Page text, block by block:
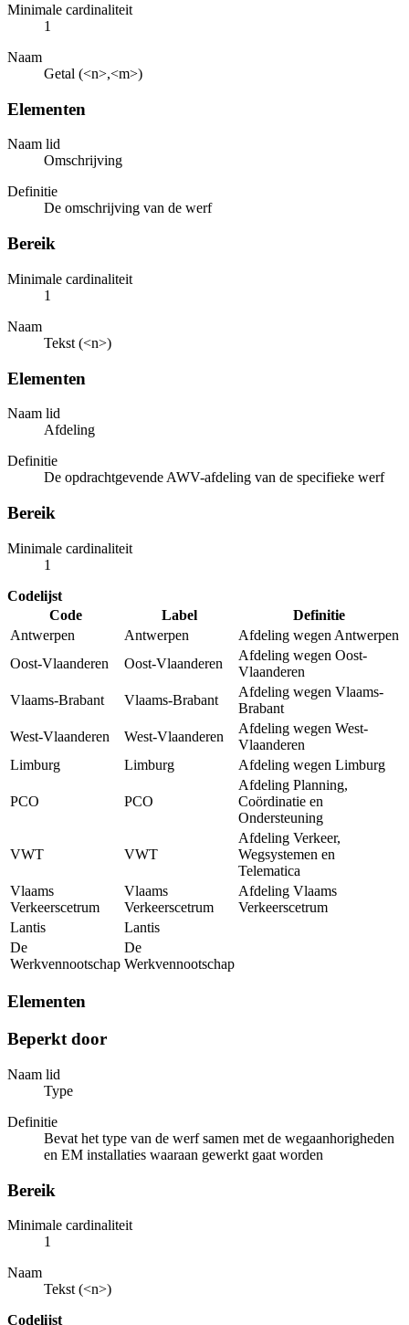
Minimale cardinaliteit
1
Naam
Getal (<n>,<m>)
Elementen
Naam lid
Omschrijving
Definitie
De omschrijving van de werf
Bereik
Minimale cardinaliteit
1
Naam
Tekst (<n>)
Elementen
Naam lid
Afdeling
Definitie
De opdrachtgevende AWV-afdeling van de specifieke werf
Bereik
Minimale cardinaliteit
1
Codelijst
Code
Label
Definitie
Antwerpen
Antwerpen
Afdeling wegen Antwerpen
Oost-Vlaanderen
Oost-Vlaanderen
Afdeling wegen Oost-
Vlaanderen
Vlaams-Brabant
Vlaams-Brabant
Afdeling wegen Vlaams-
Brabant
West-Vlaanderen
West-Vlaanderen
Afdeling wegen West-
Vlaanderen
Limburg
Limburg Afdeling wegen Limburg
PCO PCO
Afdeling Planning,
Coördinatie en
Ondersteuning
VWT VWT
Afdeling Verkeer,
Wegsystemen en
Telematica
Vlaams
Verkeerscetrum
Vlaams
Verkeerscetrum
Afdeling Vlaams
Verkeerscetrum
Lantis
Lantis
De
Werkvennootschap
De
Werkvennootschap
Elementen
Beperkt door
Naam lid
Type
Definitie
Bevat het type van de werf samen met de wegaanhorigheden
en EM installaties waaraan gewerkt gaat worden
Bereik
Minimale cardinaliteit
1
Naam
Tekst (<n>)
Codelijst